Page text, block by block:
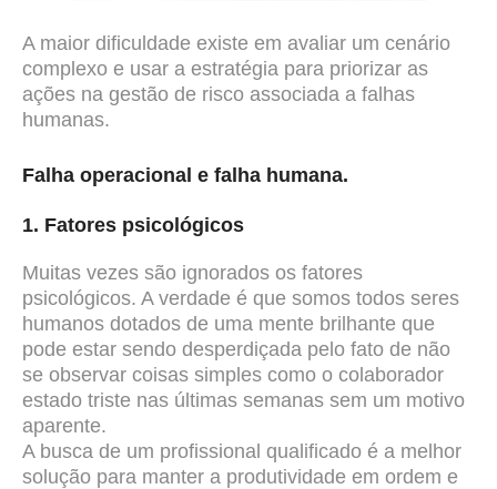
A maior dificuldade existe em avaliar um cenário
complexo e usar a estratégia para priorizar as
ações na gestão de risco associada a falhas
humanas.
Falha operacional e falha humana.
1. Fatores psicológicos
Muitas vezes são ignorados os fatores
psicológicos. A verdade é que somos todos seres
humanos dotados de uma mente brilhante que
pode estar sendo desperdiçada pelo fato de não
se observar coisas simples como o colaborador
estado triste nas últimas semanas sem um motivo
aparente.
A busca de um profissional qualificado é a melhor
solução para manter a produtividade em ordem e